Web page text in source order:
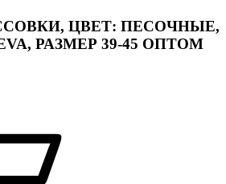
ЦВЕТ: ПЕСОЧНЫЕ,
РАЗМЕР 39-45 ОПТОМ